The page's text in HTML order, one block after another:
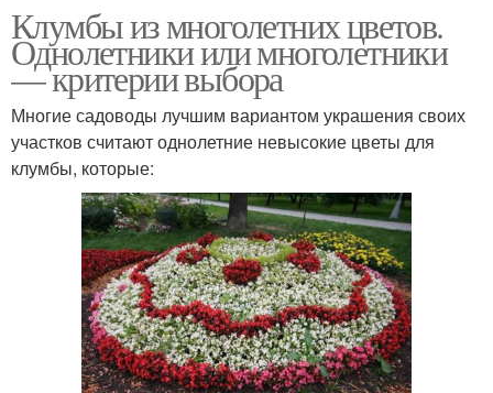
Клумбы из многолетних цветов.
Однолетники или многолетники
— критерии выбора
Многие садоводы лучшим вариантом украшения своих
участков считают однолетние невысокие цветы для
клумбы, которые: